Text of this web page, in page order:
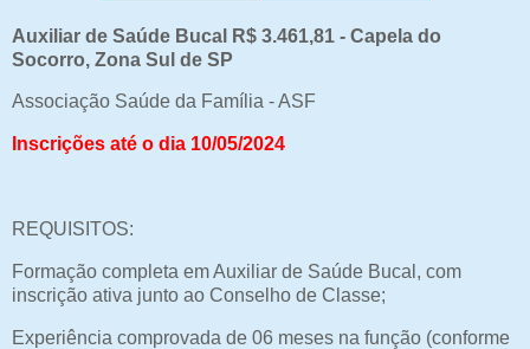
Auxiliar de Saúde Bucal R$ 3.461,81 - Capela do
Socorro, Zona Sul de SP
Associação Saúde da Família - ASF
Inscrições até o dia 10/05/2024
REQUISITOS:
Formação completa em Auxiliar de Saúde Bucal, com
inscrição ativa junto ao Conselho de Classe;
Experiência comprovada de 06 meses na função (conforme